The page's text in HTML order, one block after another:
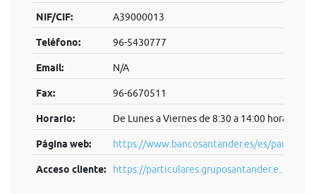
NIF/CIF: A39000013
Teléfono: 96-5430777
Email: N/A
Fax: 96-6670511
Horario: De Lunes a Viernes de 8:30 a 14:00 horas.
Página web: https://www.bancosantander.es/es/
Acceso cliente: https://particulares.gruposantander.e...